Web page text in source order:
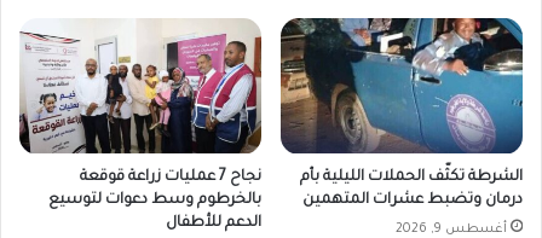
الشرطة تكثّف الحملات الليلية بأم
درمان وتضبط عشرات المتهمين
أغسطس 9, 2026
نجاح 7 عمليات زراعة قوقعة
بالخرطوم وسط دعوات لتوسيع
الدعم للأطفال